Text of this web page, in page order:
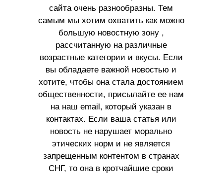
сайта очень разнообразны. Тем
самым мы хотим охватить как можно
большую новостную зону ,
рассчитанную на различные
возрастные категории и вкусы. Если
вы обладаете важной новостью и
хотите, чтобы она стала достоянием
общественности, присылайте ее нам
на наш email, который указан в
контактах. Если ваша статья или
новость не нарушает морально
этических норм и не является
запрещенным контентом в странах
СНГ, то она в кротчайшие сроки